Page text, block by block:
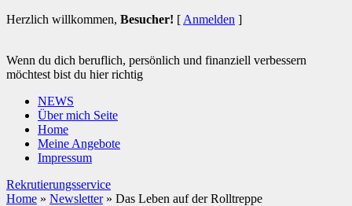
Herzlich willkommen, Besucher! [ Anmelden ]
Wenn du dich beruflich, persönlich und finanziell verbessern
möchtest bist du hier richtig
NEWS
Über mich Seite
Home
Meine Angebote
Impressum
Rekrutierungsservice
Home » Newsletter » Das Leben auf der Rolltreppe